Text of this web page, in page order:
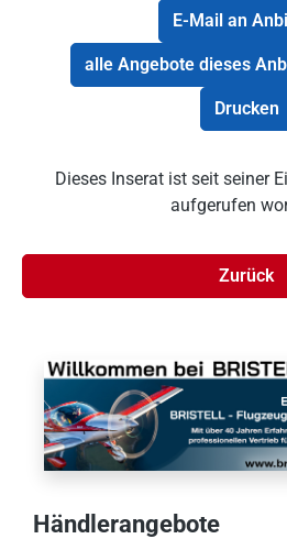
Händlerangebote
E-Mail an
alle Angebote dieses
Drucken
Dieses Inserat ist seit seiner
aufgerufen
Zurück